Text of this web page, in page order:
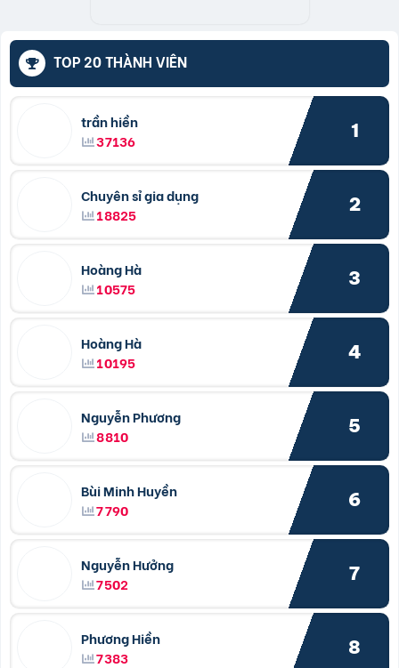
TOP 20 THÀNH VIÊN
trần hiền
37136
1
Chuyên sỉ gia dụng
18825
2
Hoàng Hà
10575
3
Hoàng Hà
10195
4
Nguyễn Phương
8810
5
Bùi Minh Huyền
7790
6
Nguyễn Hưởng
7502
7
Phương Hiền
7383
8